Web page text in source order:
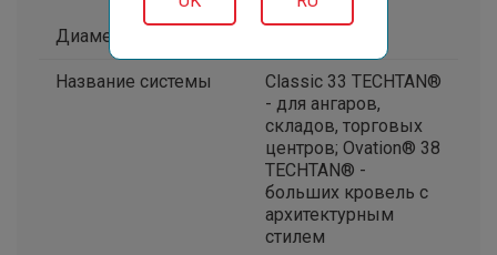
Диаметр, мм
Название системы
Classic 33 TECHTAN®
- для ангаров,
складов, торговых
центров; Ovation® 38
TECHTAN® -
больших кровель с
архитектурным
стилем